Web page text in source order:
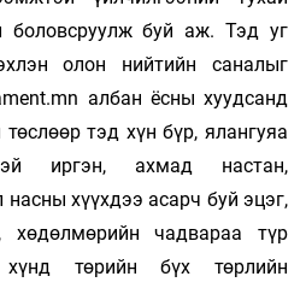
боловсруулж буй аж. Тэд уг
олон нийтийн саналыг
албан ёсны хуудсанд
тэд хүн бүр, ялангуяа
иргэн, ахмад настан,
хүүхдээ асарч буй эцэг,
хөдөлмөрийн чадвараа түр
хүнд төрийн бүх төрлийн